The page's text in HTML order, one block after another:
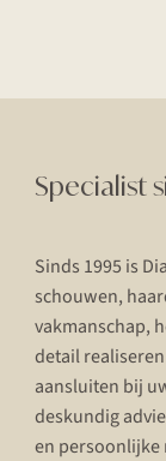
Specialist
Sinds 1995 is
schouwen,
vakmanschap,
detail
aansluiten bij
deskundig
en persoonlijke